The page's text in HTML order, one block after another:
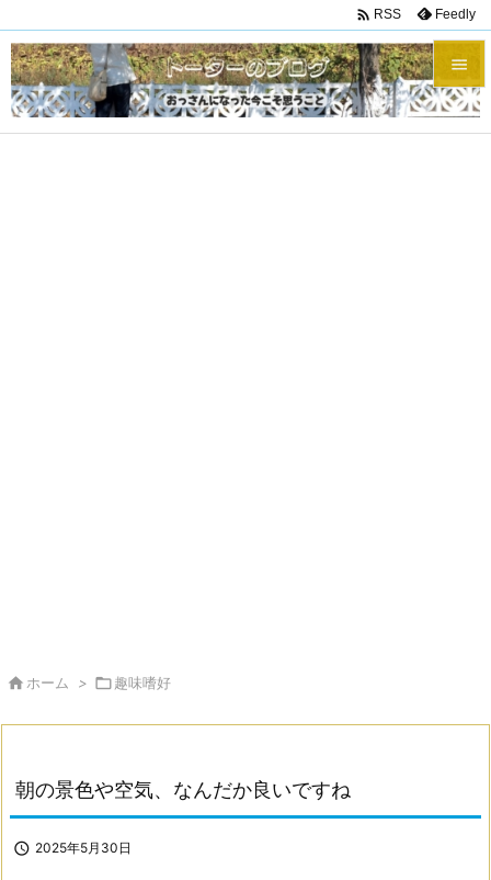


メニュ
 RSS Feedly
 ホーム > 趣味嗜好
朝の景色や空気、なんだか良いですね
 2025年5月30日